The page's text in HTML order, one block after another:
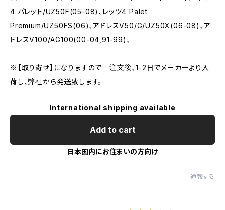
4 パレット/UZ50F(05-08)、レッツ4 Palet
Premium/UZ50FS(06)、アドレスV50/G/UZ50X(06-08)、ア
ドレスV100/AG100(00-04,91-99)、
※【取り寄せ】になりますので 注文後、1-2日でメーカーより入
荷し、弊社から発送致します。
International shipping available
Add to cart
日本国内にお住まいの方向け
通報する